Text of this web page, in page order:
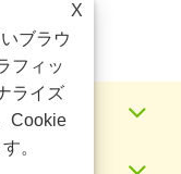
X
ブラウ
フィッ
ライズ
Cookie
。